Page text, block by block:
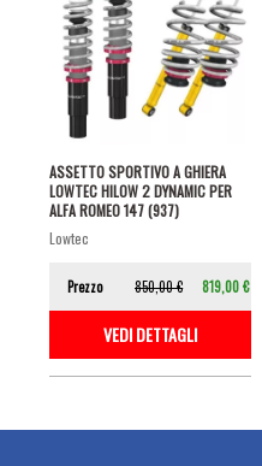
ASSETTO SPORTIVO A GHIERA
LOWTEC HILOW 2 DYNAMIC PER
ALFA ROMEO 147 (937)
lowtec
Prezzo 850,00 € 819,00 €
VEDI DETTAGLI